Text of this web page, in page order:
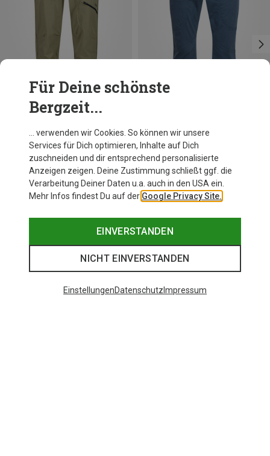
Herren Capri Hose
Chillaz
Herren Wilder Kaiser 2.0 3/4 Hose
89,95 €
Für Deine schönste
Bergzeit...
… verwenden wir Cookies. So können wir unsere
Services für Dich optimieren, Inhalte auf Dich
zuschneiden und dir entsprechend personalisierte
Anzeigen zeigen. Deine Zustimmung schließt ggf. die
Verarbeitung Deiner Daten u.a. auch in den USA ein.
Mehr Infos findest Du auf der Google Privacy Site.
EINVERSTANDEN
NICHT EINVERSTANDEN
EinstellungenDatenschutz Impressum